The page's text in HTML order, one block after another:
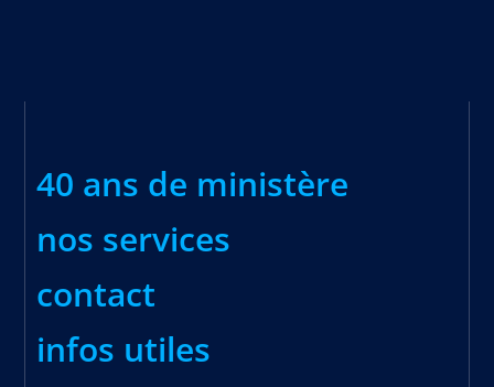
40 ans de ministère
nos services
contact
infos utiles